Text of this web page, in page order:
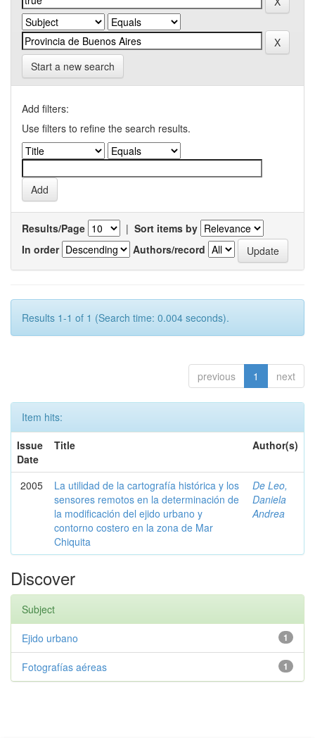
Start a new search
Add filters:
Use filters to refine the search results.
Results/Page | Sort items by
In order
Authors/record
Results 1-1 of 1 (Search time: 0.004 seconds).
previous 1 next
Item hits:
Issue
Date
Title Author(s)
2005
La utilidad de la cartografía histórica y los
sensores remotos en la determinación de
la modificación del ejido urbano y
contorno costero en la zona de Mar
Chiquita
De Leo,
Daniela
Andrea
Discover
Subject
1
Ejido urbano
1
Fotografías aéreas